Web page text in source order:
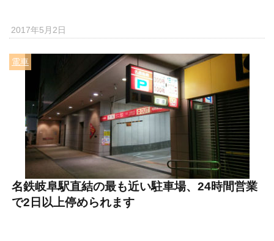
2017年5月2日
電車
名鉄岐阜駅直結の最も近い駐車場、24時間営業
で2日以上停められます